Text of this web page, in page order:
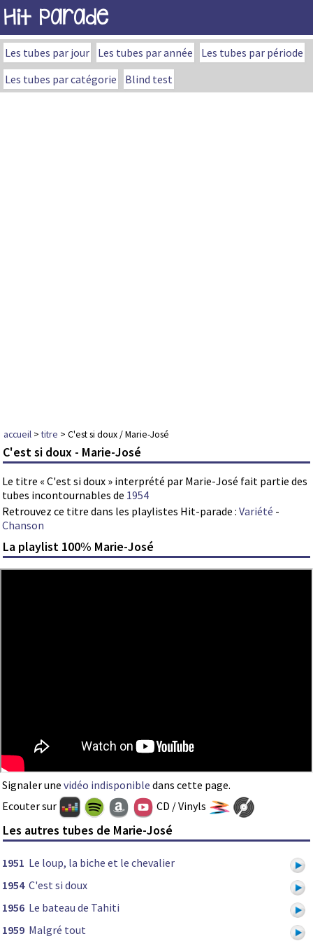
Hit Parade
Les tubes par jour Les tubes par année
Les tubes par période
Les tubes par catégorie
Blind test
accueil >titre > C'est si doux / Marie-José
C'est si doux - Marie-José
Le titre « C'est si doux » interprété par Marie-José fait partie des
tubes incontournables de 1954
Retrouvez ce titre dans les playlistes Hit-parade : Variété -
Chanson
La playlist 100% Marie-José
Signaler une vidéo indisponible dans cette page.
Ecouter sur
CD / Vinyls
Les autres tubes de Marie-José
1951 Le loup, la biche et le chevalier
1954 C'est si doux
1956 Le bateau de Tahiti
1959 Malgré tout